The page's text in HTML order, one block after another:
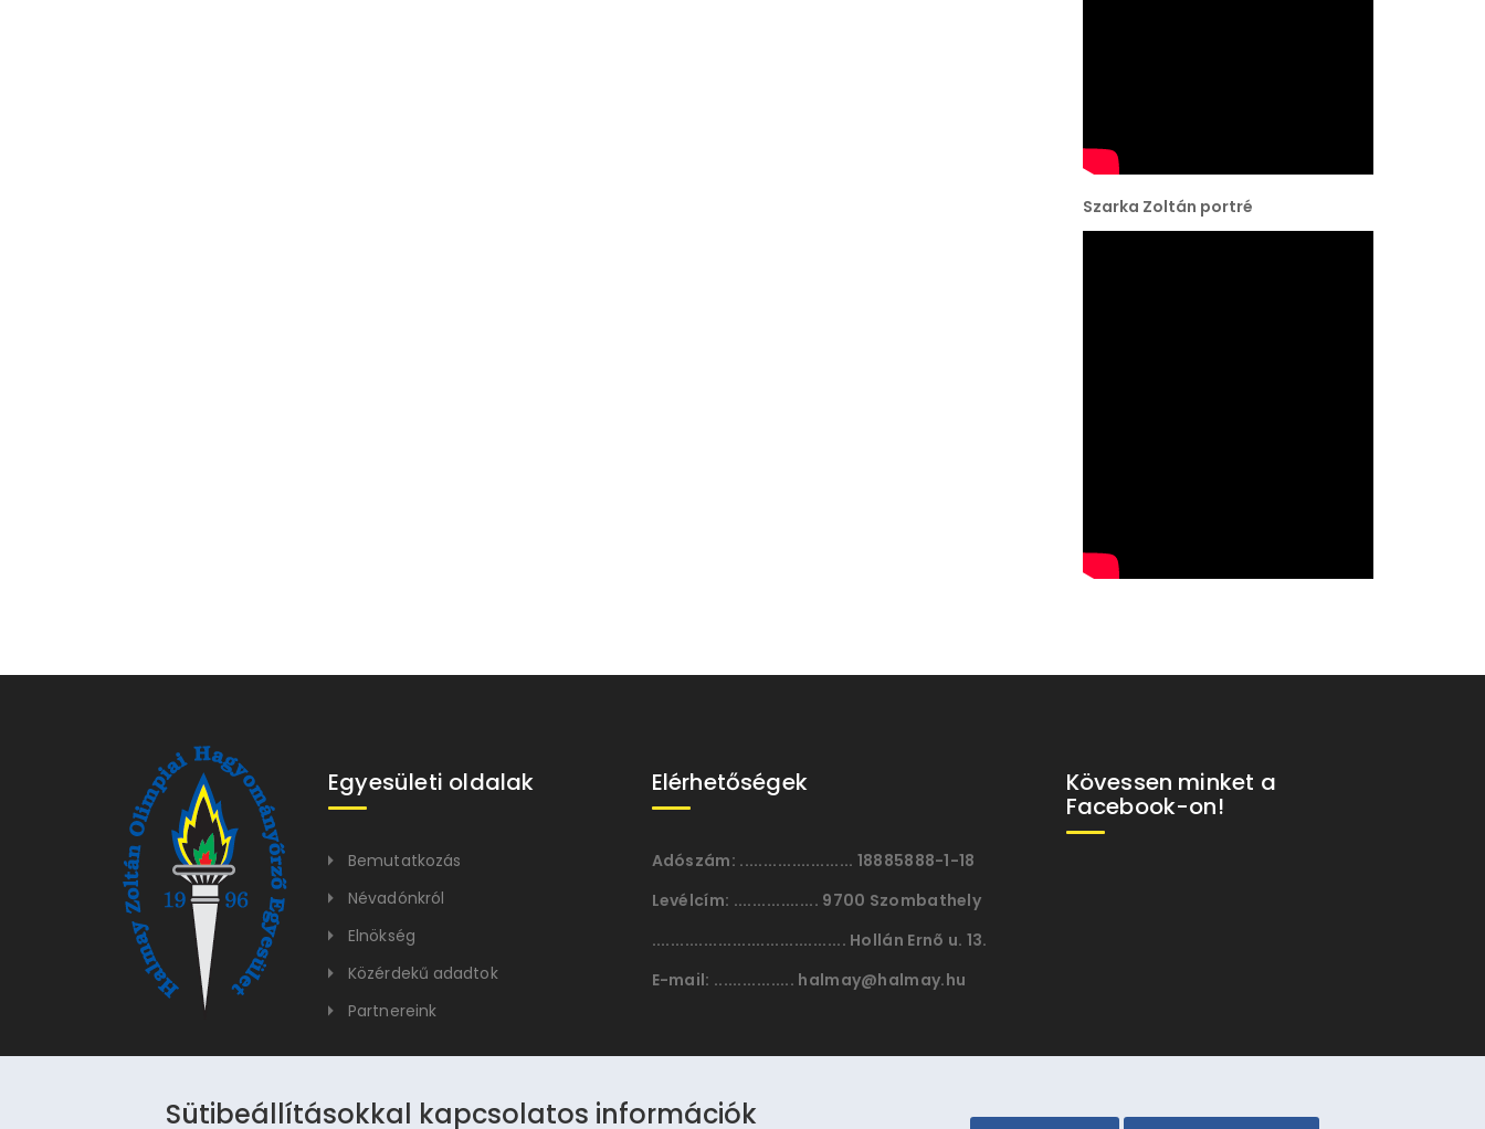
Szarka Zoltán portré
Egyesületi oldalak
Bemutatkozás
Névadónkról
Elnökség
Közérdekű adadtok
Partnereink
Elérhetőségek
Adószám: ........................ 18885888-1-18
Levélcím: .................. 9700 Szombathely
......................................... Hollán Ernõ u. 13.
E-mail: ................. halmay@halmay.hu
Kövessen minket a
Facebook-on!
Sütibeállításokkal kapcsolatos információk